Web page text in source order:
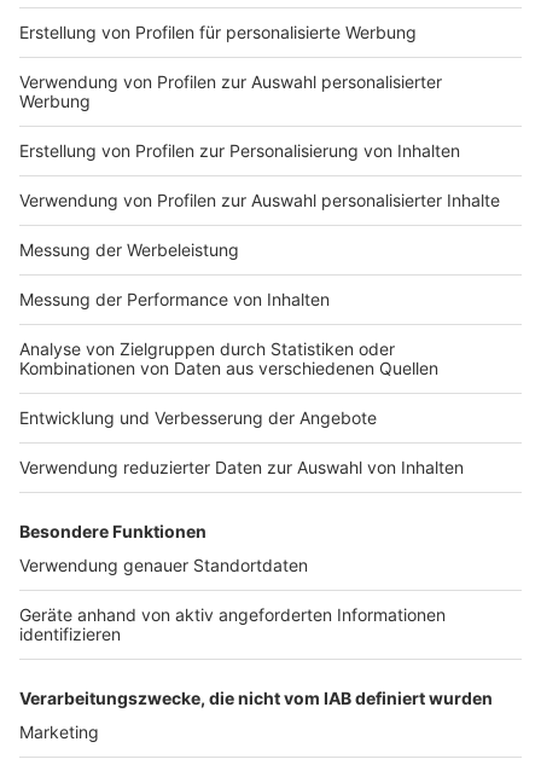
Nutzungsbedingungen
Impressum
Das Band-ABC
Jobs
Archiv
Teilnahme­bedingungen
Geschäfts­bedingungen
ANTENNE BAYERN GROUP
Kontakt
Studio-Hotline
ROCK ANTENNE
Region wechseln